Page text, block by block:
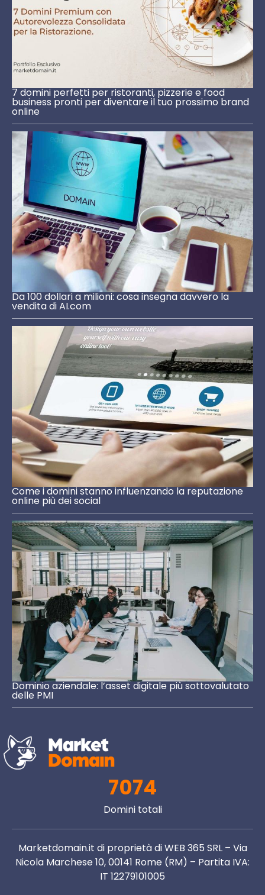
7 domini perfetti per ristoranti, pizzerie e food
business pronti per diventare il tuo prossimo brand
online
Da 100 dollari a milioni: cosa insegna davvero la
vendita di AI.com
Come i domini stanno influenzando la reputazione
online più dei social
Dominio aziendale: l’asset digitale più sottovalutato
delle PMI
7074
Domini totali
Marketdomain.it di proprietà di WEB 365 SRL – Via
Nicola Marchese 10, 00141 Rome (RM) – Partita IVA:
IT 12279101005